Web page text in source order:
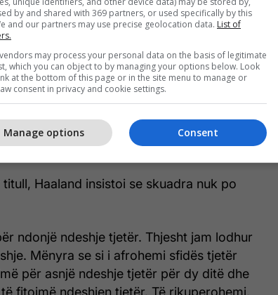
Ata janë një ekip i mirë. Nuk ka ndeshje
kështu që jemi të lumtur.”
Haaland insistoi se skuadra nuk po
ndonjë ndeshje tjetër. Thjesht jam lodhur
Mënyra se si i afrohemi sfidës tjetër
për asnjë ndeshje tjetër për dy ditë dhe
fitojmë ndeshjen tjetër. Të rikuperohemi,
by and shared with 369 partners, or used specifically by this
and our partners may use precise geolocation data. List of
may process your personal data on the basis of legitimate
which you can object to by managing your options below. Look
at the bottom of this page or in the site menu to manage or
consent in privacy and cookie settings.
Consent
Manage options